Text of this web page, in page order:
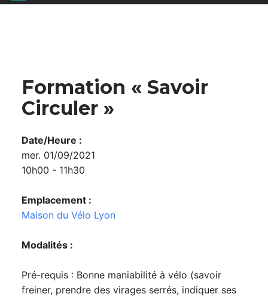
Formation « Savoir
Circuler »
Date/Heure :
mer. 01/09/2021
10h00 - 11h30
Emplacement :
Maison du Vélo Lyon
Modalités :
Pré-requis : Bonne maniabilité à vélo (savoir
freiner, prendre des virages serrés, indiquer ses